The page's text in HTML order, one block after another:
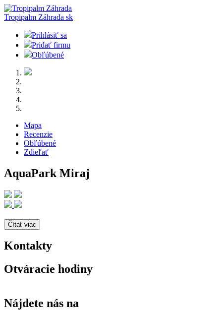
Tropipalm Záhrada sk
Prihlásiť sa
Pridať firmu
Obľúbené
Mapa
Recenzie
Obľúbené
Zdieľať
AquaPark Miraj
Čítať viac
Kontakty
Otváracie hodiny
Nájdete nás na